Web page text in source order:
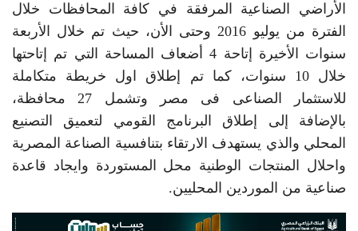
الأراضي الصناعية المرفقة في كافة المحافظات خلال
الفترة من يوليو 2016 وحتى الأن، حيث تم خلال الأربعة
سنوات الأخيرة إتاحة 4 أضعاف المساحة التي تم إتاحتها
خلال 10 سنوات، كما تم إطلاق اول خريطة متكاملة
للاستثمار الصناعى فى مصر وتشمل 27 محافظة،
بالإضافة إلى إطلاق البرنامج القومي لتعميق التصنيع
المحلي والذي يستهدف الارتقاء بتنافسية الصناعة المصرية
واحلال المنتجات الوطنية محل المستوردة وايجاد قاعدة
صناعية من الموردين المحليين.